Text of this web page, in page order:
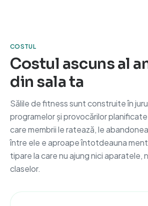
COSTUL
Costul ascuns al
din sala ta
Sălile de fitness sunt construite în
programelor și provocărilor
care membrii le ratează, le
între ele e aproape întotdeauna
tipare la care nu ajung nici aparatele,
claselor.